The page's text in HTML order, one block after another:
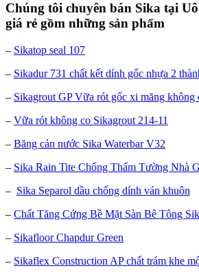
Chúng tôi chuyên bán Sika tại
giá rẻ gồm những sản phẩm
– Sikatop seal 107
– Sikadur 731 chất kết dính gốc nhựa 2
– Sikagrout GP Vữa rót gốc xi măng không
– Vữa rót không co Sikagrout 214-11
– Băng cản nước Sika Waterbar V32
– Sika Rain Tite Chống Thấm Tường Nhà
– Sika Separol dầu chống dính ván khuôn
– Chất Tăng Cứng Bề Mặt Sàn Bê Tông
– Sikafloor Chapdur Green
– Sikaflex Construction AP chất trám khe